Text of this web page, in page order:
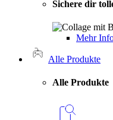
Sichere dir
Mehr
Alle Produkte
Alle Produkte